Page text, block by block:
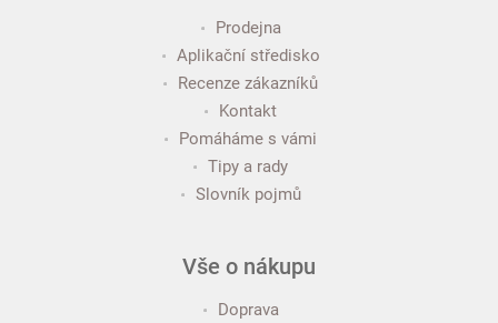
Prodejna
Aplikační středisko
Recenze zákazníků
Kontakt
Pomáháme s vámi
Tipy a rady
Slovník pojmů
Vše o nákupu
Doprava